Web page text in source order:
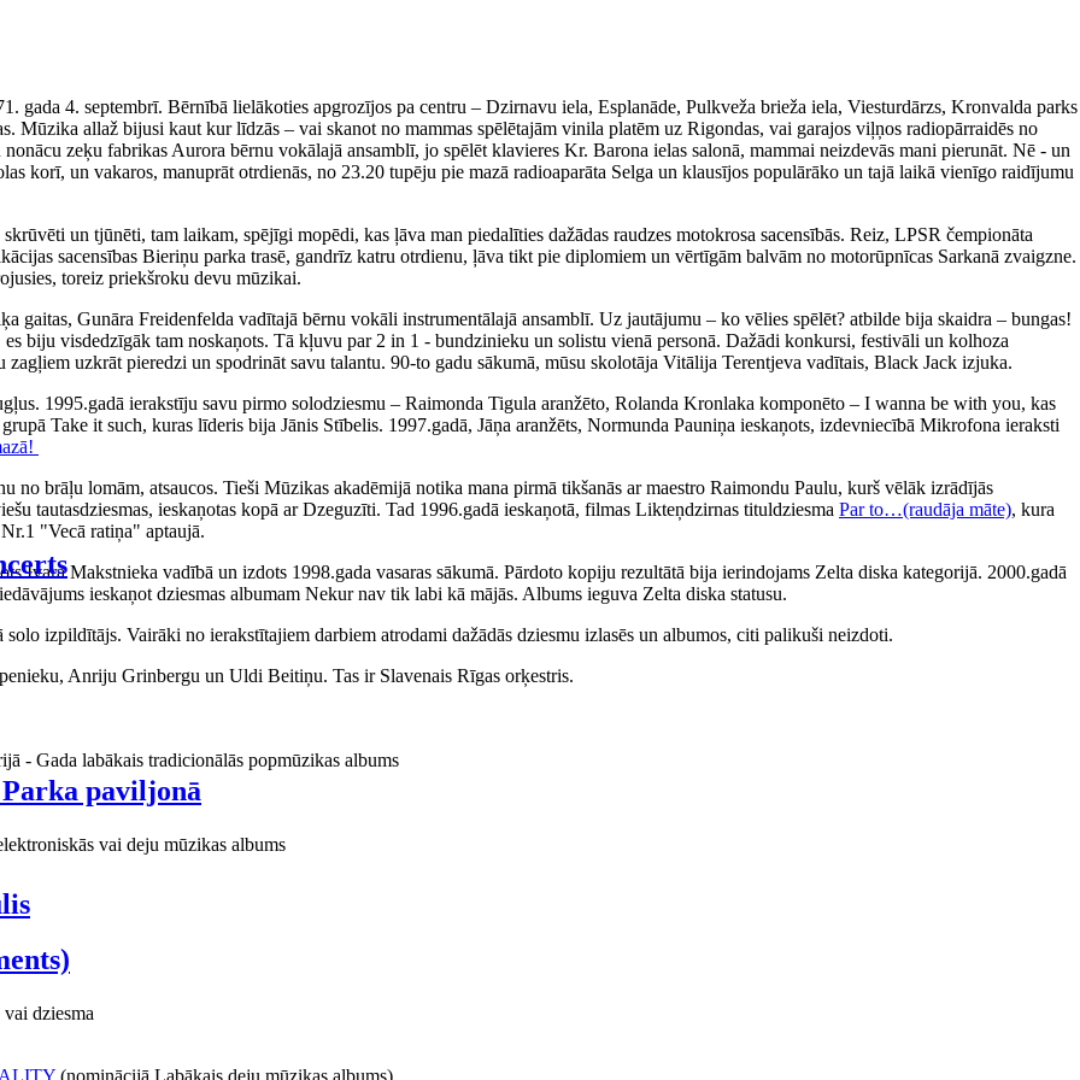
paviljonā
gada 4. septembrī. Bērnībā lielākoties apgrozījos pa centru – Dzirnavu iela, Esplanāde, Pulkveža brieža iela, Viesturdārzs, Kronvalda parks
Mūzika allaž bijusi kaut kur līdzās – vai skanot no mammas spēlētajām vinila platēm uz Rigondas, vai garajos viļņos radiopārraidēs no
zeķu fabrikas Aurora bērnu vokālajā ansamblī, jo spēlēt klavieres Kr. Barona ielas salonā, mammai neizdevās mani pierunāt. Nē - un
korī, un vakaros, manuprāt otrdienās, no 23.20 tupēju pie mazā radioaparāta Selga un klausījos populārāko un tajā laikā vienīgo raidījumu
un tjūnēti, tam laikam, spējīgi mopēdi, kas ļāva man piedalīties dažādas raudzes motokrosa sacensībās. Reiz, LPSR čempionāta
sacensības Bieriņu parka trasē, gandrīz katru otrdienu, ļāva tikt pie diplomiem un vērtīgām balvām no motorūpnīcas Sarkanā zvaigzne.
toreiz priekšroku devu mūzikai.
gaitas, Gunāra Freidenfelda vadītajā bērnu vokāli instrumentālajā ansamblī. Uz jautājumu – ko vēlies spēlēt? atbilde bija skaidra – bungas!
biju visdedzīgāk tam noskaņots. Tā kļuvu par 2 in 1 - bundzinieku un solistu vienā personā. Dažādi konkursi, festivāli un kolhoza
uzkrāt pieredzi un spodrināt savu talantu. 90-to gadu sākumā, mūsu skolotāja Vitālija Terentjeva vadītais, Black Jack izjuka.
1995.gadā ierakstīju savu pirmo solodziesmu – Raimonda Tigula aranžēto, Rolanda Kronlaka komponēto – I wanna be with you, kas
Take it such, kuras līderis bija Jānis Stībelis. 1997.gadā, Jāņa aranžēts, Normunda Pauniņa ieskaņots, izdevniecībā Mikrofona ieraksti
brāļu lomām, atsaucos. Tieši Mūzikas akadēmijā notika mana pirmā tikšanās ar maestro Raimondu Paulu, kurš vēlāk izrādījās
tautasdziesmas, ieskaņotas kopā ar Dzeguzīti. Tad 1996.gadā ieskaņotā, filmas Likteņdzirnas tituldziesma Par to…(raudāja māte), kura
"Vecā ratiņa" aptaujā.
Ivara Makstnieka vadībā un izdots 1998.gada vasaras sākumā. Pārdoto kopiju rezultātā bija ierindojams Zelta diska kategorijā. 2000.gadā
ieskaņot dziesmas albumam Nekur nav tik labi kā mājās. Albums ieguva Zelta diska statusu.
izpildītājs. Vairāki no ierakstītajiem darbiem atrodami dažādās dziesmu izlasēs un albumos, citi palikuši neizdoti.
Anriju Grinbergu un Uldi Beitiņu. Tas ir Slavenais Rīgas orķestris.
- Gada labākais tradicionālās popmūzikas albums
vai deju mūzikas albums
dziesma
(nominācijā Labākais deju mūzikas albums)